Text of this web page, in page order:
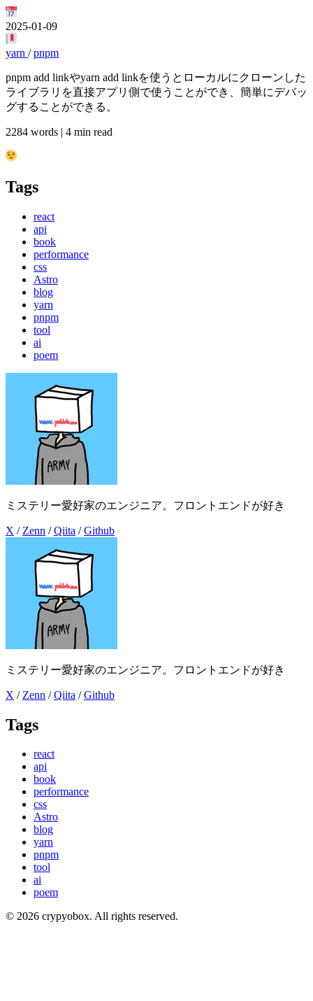
2025-01-09
yarn / pnpm
pnpm add linkやyarn add linkを使うとローカルにクローンした
ライブラリを直接アプリ側で使うことができ、簡単にデバッ
グすることができる。
2284 words | 4 min read
Tags
react
api
book
performance
css
Astro
blog
yarn
pnpm
tool
ai
poem
ミステリー愛好家のエンジニア。フロントエンドが好き
X / Zenn / Qiita / Github
ミステリー愛好家のエンジニア。フロントエンドが好き
X / Zenn / Qiita / Github
Tags
react
api
book
performance
css
Astro
blog
yarn
pnpm
tool
ai
poem
© 2026 crypyobox. All rights reserved.